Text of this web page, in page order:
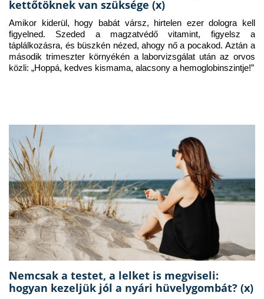
kettőtöknek van szüksége (x)
Amikor kiderül, hogy babát vársz, hirtelen ezer dologra kell
figyelned. Szeded a magzatvédő vitamint, figyelsz a
táplálkozásra, és büszkén nézed, ahogy nő a pocakod. Aztán a
második trimeszter környékén a laborvizsgálat után az orvos
közli: „Hoppá, kedves kismama, alacsony a hemoglobinszintje!”
Nemcsak a testet, a lelket is megviseli:
hogyan kezeljük jól a nyári hüvelygombát? (x)